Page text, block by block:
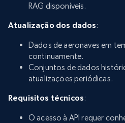
RAG disponíveis.
Atualização dos dados:
Dados de aeronaves em
continuamente.
Conjuntos de dados
atualizações periódicas.
Requisitos técnicos:
O acesso à API requer